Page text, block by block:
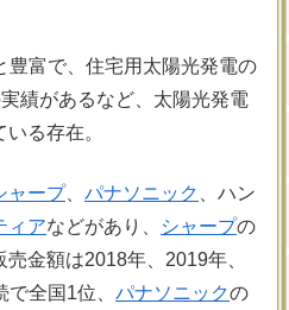
豊富で、住宅用太陽光発電の
績があるなど、太陽光発電
る存在。
ャープ、 パナソニック
、ハン
ィアなどがあり、 シャープの
金額は2018年、2019年、
全国1位、 パナソニックの